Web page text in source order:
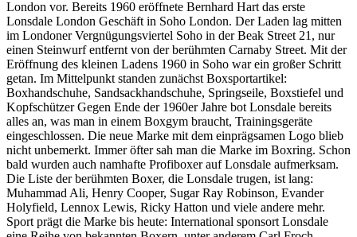
London vor. Bereits 1960 eröffnete Bernhard Hart das erste
Lonsdale London Geschäft in Soho London. Der Laden lag mitten
im Londoner Vergnügungsviertel Soho in der Beak Street 21, nur
einen Steinwurf entfernt von der berühmten Carnaby Street. Mit der
Eröffnung des kleinen Ladens 1960 in Soho war ein großer Schritt
getan. Im Mittelpunkt standen zunächst Boxsportartikel:
Boxhandschuhe, Sandsackhandschuhe, Springseile, Boxstiefel und
Kopfschützer Gegen Ende der 1960er Jahre bot Lonsdale bereits
alles an, was man in einem Boxgym braucht, Trainingsgeräte
eingeschlossen. Die neue Marke mit dem einprägsamen Logo blieb
nicht unbemerkt. Immer öfter sah man die Marke im Boxring. Schon
bald wurden auch namhafte Profiboxer auf Lonsdale aufmerksam.
Die Liste der berühmten Boxer, die Lonsdale trugen, ist lang:
Muhammad Ali, Henry Cooper, Sugar Ray Robinson, Evander
Holyfield, Lennox Lewis, Ricky Hatton und viele andere mehr.
Sport prägt die Marke bis heute: International sponsort Lonsdale